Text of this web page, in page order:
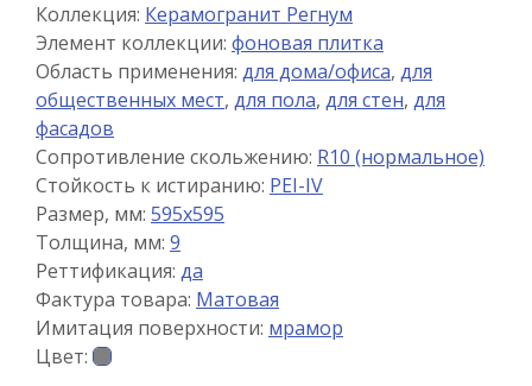
Коллекция: Керамогранит Регнум
Элемент коллекции: фоновая плитка
Область применения: для дома/офиса, для
общественных мест, для пола, для стен, для
фасадов
Сопротивление скольжению: R10 (нормальное)
Стойкость к истиранию: PEI-IV
Размер, мм: 595x595
Толщина, мм: 9
Реттификация: да
Фактура товара: Матовая
Имитация поверхности: мрамор
Цвет: